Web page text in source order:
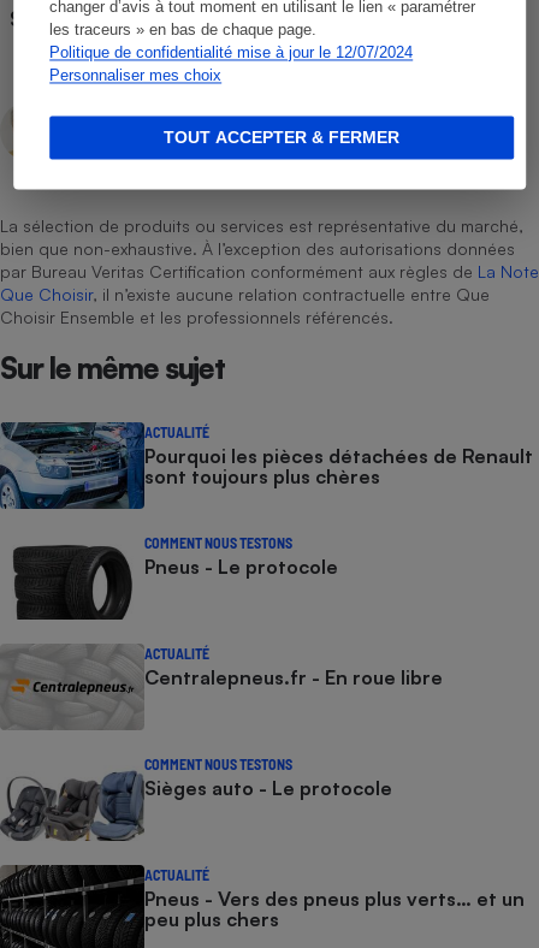
changer d’avis à tout moment en utilisant le lien « paramétrer
les traceurs » en bas de chaque page.
Politique de confidentialité mise à jour le 12/07/2024
Personnaliser mes choix
TOUT ACCEPTER & FERMER
Siège pivotant Non
Lars Ly
Rédacteur technique
La sélection de produits ou services est représentative du marché,
bien que non-exhaustive. À l’exception des autorisations données
par Bureau Veritas Certification conformément aux règles de La Note
Que Choisir, il n’existe aucune relation contractuelle entre Que
Choisir Ensemble et les professionnels référencés.
Sur le même sujet
ACTUALITÉ
Pourquoi les pièces détachées de Renault
sont toujours plus chères
COMMENT NOUS TESTONS
Pneus - Le protocole
ACTUALITÉ
Centralepneus.fr - En roue libre
COMMENT NOUS TESTONS
Sièges auto - Le protocole
ACTUALITÉ
Pneus - Vers des pneus plus verts… et un
peu plus chers